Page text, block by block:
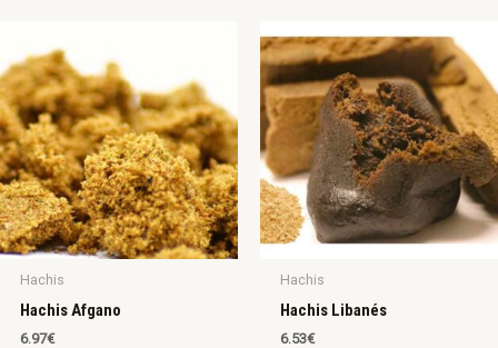
Hachis
Hachis Afgano
6.97€
Hachis
Hachis Libanés
6.53€